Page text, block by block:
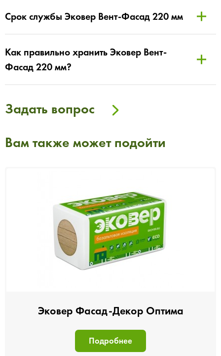
Срок службы Эковер Вент-Фасад 220 мм
Как правильно хранить Эковер Вент-
Фасад 220 мм?
Задать вопрос
Вам также может подойти
Эковер Фасад-Декор Оптима
Подробнее